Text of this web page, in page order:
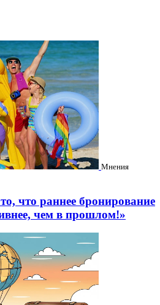
Мнения
что раннее бронирование
чем в прошлом!»